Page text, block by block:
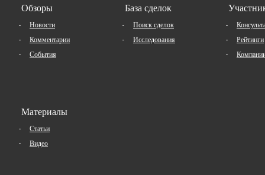
Обзоры
Новости
Комментарии
События
База сделок
Поиск сделок
Исследования
Рейтинги
Материалы
Статьи
Видео